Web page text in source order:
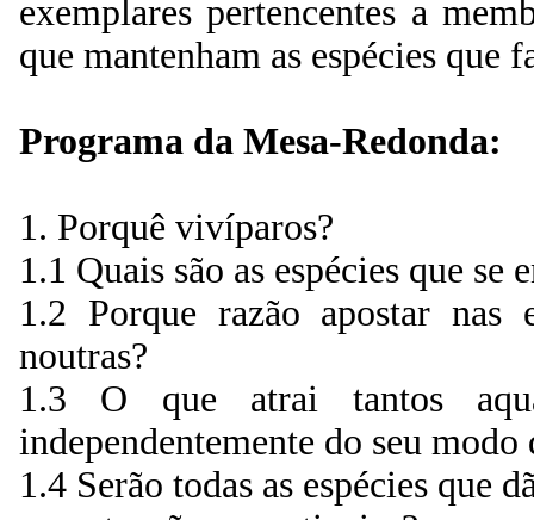
exemplares pertencentes a
que mantenham as espécies que
Programa da Mesa-Redonda:
1. Porquê vivíparos?
1.1 Quais são as espécies que se
1.2 Porque razão apostar nas
noutras?
1.3 O que atrai tantos
independentemente do seu modo
1.4 Serão todas as espécies que